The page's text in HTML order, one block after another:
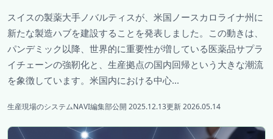
スイスの製薬大手ノバルティスが、米国ノースカロライナ州に
新たな製造ハブを建設することを発表しました。この動きは、
パンデミック以降、世界的に重要性が増している医薬品サプラ
イチェーンの強靭化と、生産拠点の国内回帰という大きな潮流
を象徴しています。米国内における中心...
生産現場のシステムNAVI編集部公開 2025.12.13更新 2026.05.14